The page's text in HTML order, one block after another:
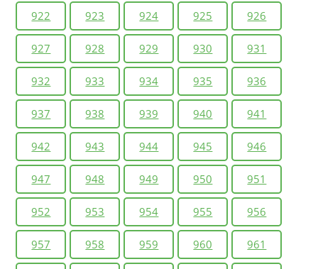
922 923 924 925 926
927 928 929 930 931
932 933 934 935 936
937 938 939 940 941
942 943 944 945 946
947 948 949 950 951
952 953 954 955 956
957 958 959 960 961